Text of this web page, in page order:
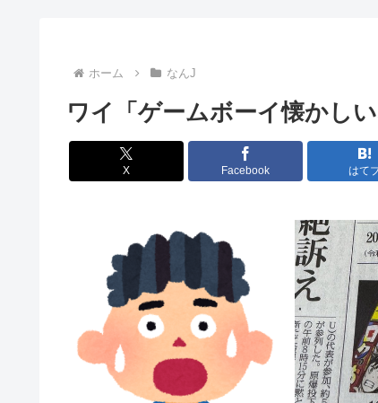
KーPOPアイドル、「BABYMONSTER」「ILLI...
【画像】久保πボインボイン
ドイツ、猛暑による死者が9600人に
【悲報】わいの婚約者の実家、キチゲエすぎて破
【イオンモール熊本】 一転して話が変わってくる
人んちで宅飲みワイ「ゴムある？」家主の女さん
世界のケイスケ・ホンダ「ラーメン700円は安す
【悲報】人気アニメ「メイドインアビス」、主題
【緊急高市速報】ガス警報器、受注停止。
ホーム なんJ
ワイ「ゲームボーイ懐かし
X Facebook はて